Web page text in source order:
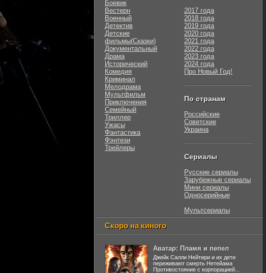
Боевик
Вестерн
Военный
Детектив
Детские
фильмы(Сказки)
Документальный
Драма
Исторический
Комедия
Криминал
Мелодрама
Мультфильм
Приключения
Семейный
Триллер
Ужасы
Фантастика
Фэнтези
Трейлеры
2017 года
2018 года
2019 года
2020 года
2021 года
2022 года
2023 года
2024 года
Про Новый Год!
По странам
Российские
Советские
Украина
Сериалы
Русские сериалы
Зарубежные сериалы
Мини сериалы
Односерийные
Мультсериалы
Скоро на киного
Аватар: Пламя и пепел
Джейк Салли Нейтири и их дети
переживают смерть Нетейама
Противостояние с корпорацией...